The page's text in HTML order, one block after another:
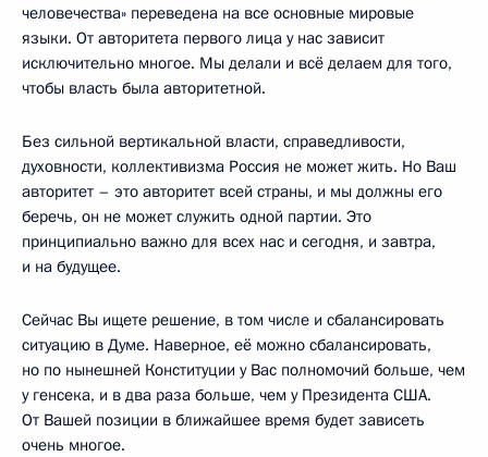
человечества» переведена на все основные мировые
языки. От авторитета первого лица у нас зависит
исключительно многое. Мы делали и всё делаем для того,
чтобы власть была авторитетной.
Без сильной вертикальной власти, справедливости,
духовности, коллективизма Россия не может жить. Но Ваш
авторитет – это авторитет всей страны, и мы должны его
беречь, он не может служить одной партии. Это
принципиально важно для всех нас и сегодня, и завтра,
и на будущее.
Сейчас Вы ищете решение, в том числе и сбалансировать
ситуацию в Думе. Наверное, её можно сбалансировать,
но по нынешней Конституции у Вас полномочий больше, чем
у генсека, и в два раза больше, чем у Президента США.
От Вашей позиции в ближайшее время будет зависеть
очень многое.